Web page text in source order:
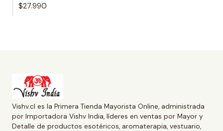
$27.990
Vishv.cl es la Primera Tienda Mayorista Online, administrada
por Importadora Vishv India, líderes en ventas por Mayor y
Detalle de productos esotéricos, aromaterapia, vestuario,